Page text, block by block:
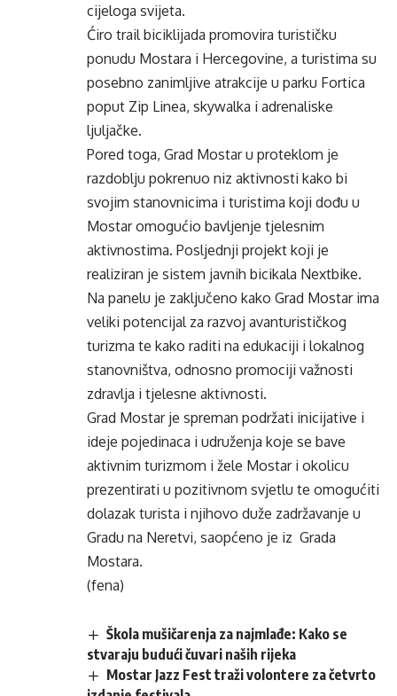
cijeloga svijeta.
Ćiro trail biciklijada promovira turističku
ponudu Mostara i Hercegovine, a turistima su
posebno zanimljive atrakcije u parku Fortica
poput Zip Linea, skywalka i adrenaliske
ljuljačke.
Pored toga, Grad Mostar u proteklom je
razdoblju pokrenuo niz aktivnosti kako bi
svojim stanovnicima i turistima koji dođu u
Mostar omogućio bavljenje tjelesnim
aktivnostima. Posljednji projekt koji je
realiziran je sistem javnih bicikala Nextbike.
Na panelu je zaključeno kako Grad Mostar ima
veliki potencijal za razvoj avanturističkog
turizma te kako raditi na edukaciji i lokalnog
stanovništva, odnosno promociji važnosti
zdravlja i tjelesne aktivnosti.
Grad Mostar je spreman podržati inicijative i
ideje pojedinaca i udruženja koje se bave
aktivnim turizmom i žele Mostar i okolicu
prezentirati u pozitivnom svjetlu te omogućiti
dolazak turista i njihovo duže zadržavanje u
Gradu na Neretvi, saopćeno je iz Grada
Mostara.
(fena)
Škola mušičarenja za najmlađe: Kako se
stvaraju budući čuvari naših rijeka
Mostar Jazz Fest traži volontere za četvrto